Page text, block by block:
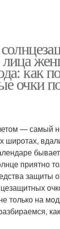
как
очки
— самый
широтах,
приятно
защиты
только на